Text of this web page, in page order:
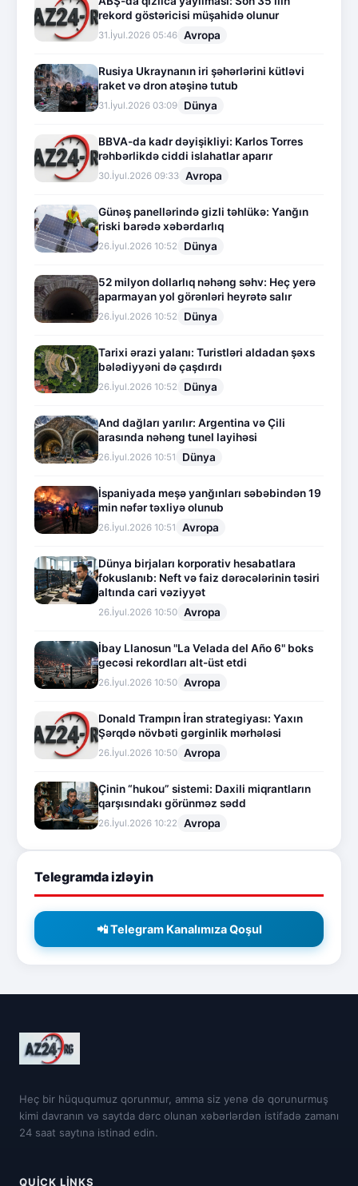
rekord göstəricisi müşahidə olunur
31.İyul.2026 05:46 Avropa
Rusiya Ukraynanın iri şəhərlərini kütləvi
raket və dron atəşinə tutub
31.İyul.2026 03:09 Dünya
BBVA-da kadr dəyişikliyi: Karlos Torres
rəhbərlikdə ciddi islahatlar aparır
30.İyul.2026 09:33 Avropa
Günəş panellərində gizli təhlükə: Yanğın
riski barədə xəbərdarlıq
26.İyul.2026 10:52 Dünya
52 milyon dollarlıq nəhəng səhv: Heç yerə
aparmayan yol görənləri heyrətə salır
26.İyul.2026 10:52 Dünya
Tarixi ərazi yalanı: Turistləri aldadan şəxs
bələdiyyəni də çaşdırdı
26.İyul.2026 10:52 Dünya
And dağları yarılır: Argentina və Çili
arasında nəhəng tunel layihəsi
26.İyul.2026 10:51 Dünya
İspaniyada meşə yanğınları səbəbindən 19
min nəfər təxliyə olunub
26.İyul.2026 10:51 Avropa
Dünya birjaları korporativ hesabatlara
fokuslanıb: Neft və faiz dərəcələrinin təsiri
altında cari vəziyyət
26.İyul.2026 10:50 Avropa
İbay Llanosun "La Velada del Año 6" boks
gecəsi rekordları alt-üst etdi
26.İyul.2026 10:50 Avropa
Donald Trampın İran strategiyası: Yaxın
Şərqdə növbəti gərginlik mərhələsi
26.İyul.2026 10:50 Avropa
Çinin “hukou” sistemi: Daxili miqrantların
qarşısındakı görünməz sədd
26.İyul.2026 10:22 Avropa
Telegramda izləyin
📲 Telegram Kanalımıza Qoşul
Heç bir hüququmuz qorunmur, amma siz yenə də qorunurmuş
kimi davranın və saytda dərc olunan xəbərlərdən istifadə zamanı
24 saat saytına istinad edin.
QUICK LINKS